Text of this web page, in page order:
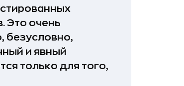
Это очень
безусловно,
и явный
только для того,